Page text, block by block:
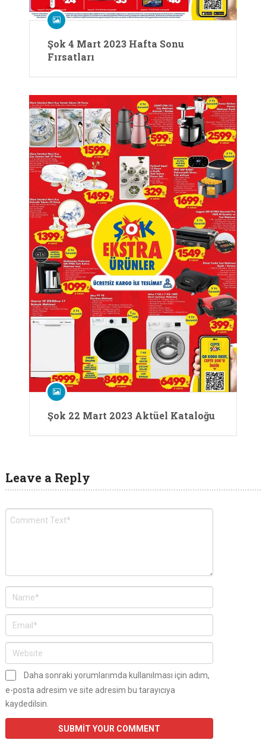
Şok 4 Mart 2023 Hafta Sonu
Fırsatları
Şok 22 Mart 2023 Aktüel Kataloğu
Leave a Reply
Daha sonraki yorumlarımda kullanılması için adım,
e-posta adresim ve site adresim bu tarayıcıya
kaydedilsin.